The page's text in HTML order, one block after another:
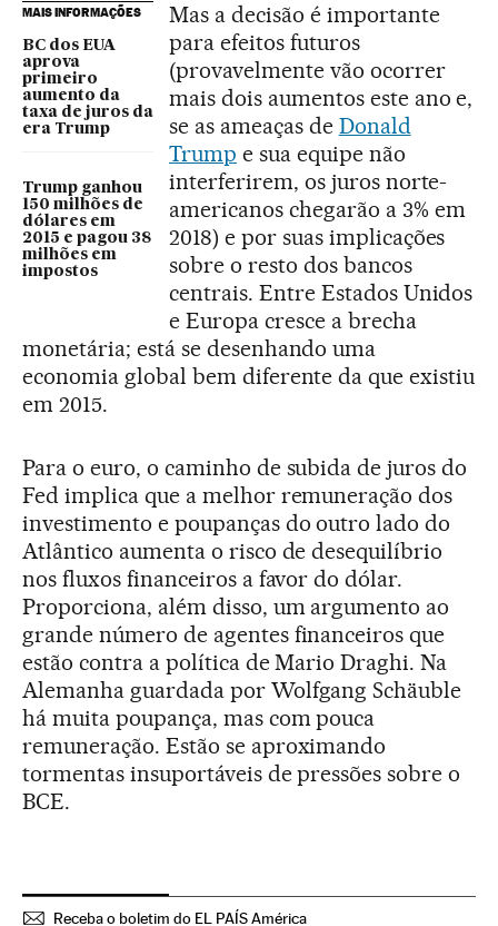
MAIS INFORMAÇÕES
BC dos EUA
aprova
primeiro
aumento da
taxa de juros da
era Trump
Trump ganhou
150 milhões de
dólares em
2015 e pagou 38
milhões em
impostos
Mas a decisão é importante
para efeitos futuros
(provavelmente vão ocorrer
mais dois aumentos este ano e,
se as ameaças de Donald
Trump e sua equipe não
interferirem, os juros norte-
americanos chegarão a 3% em
2018) e por suas implicações
sobre o resto dos bancos
centrais. Entre Estados Unidos
e Europa cresce a brecha
monetária; está se desenhando uma
economia global bem diferente da que existiu
em 2015.
Para o euro, o caminho de subida de juros do
Fed implica que a melhor remuneração dos
investimento e poupanças do outro lado do
Atlântico aumenta o risco de desequilíbrio
nos fluxos financeiros a favor do dólar.
Proporciona, além disso, um argumento ao
grande número de agentes financeiros que
estão contra a política de Mario Draghi. Na
Alemanha guardada por Wolfgang Schäuble
há muita poupança, mas com pouca
remuneração. Estão se aproximando
tormentas insuportáveis de pressões sobre o
BCE.
Receba o boletim do EL PAÍS América